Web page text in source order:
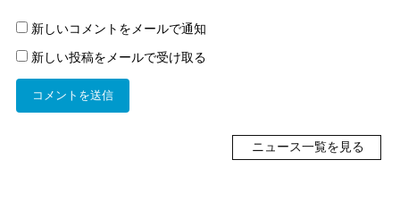
新しいコメントをメールで通知
新しい投稿をメールで受け取る
ニュース一覧を見る